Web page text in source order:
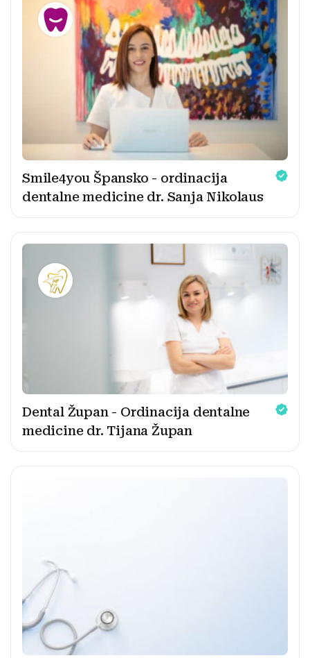
Smile4you Špansko - ordinacija
dentalne medicine dr. Sanja Nikolaus
Dental Župan - Ordinacija dentalne
medicine dr. Tijana Župan